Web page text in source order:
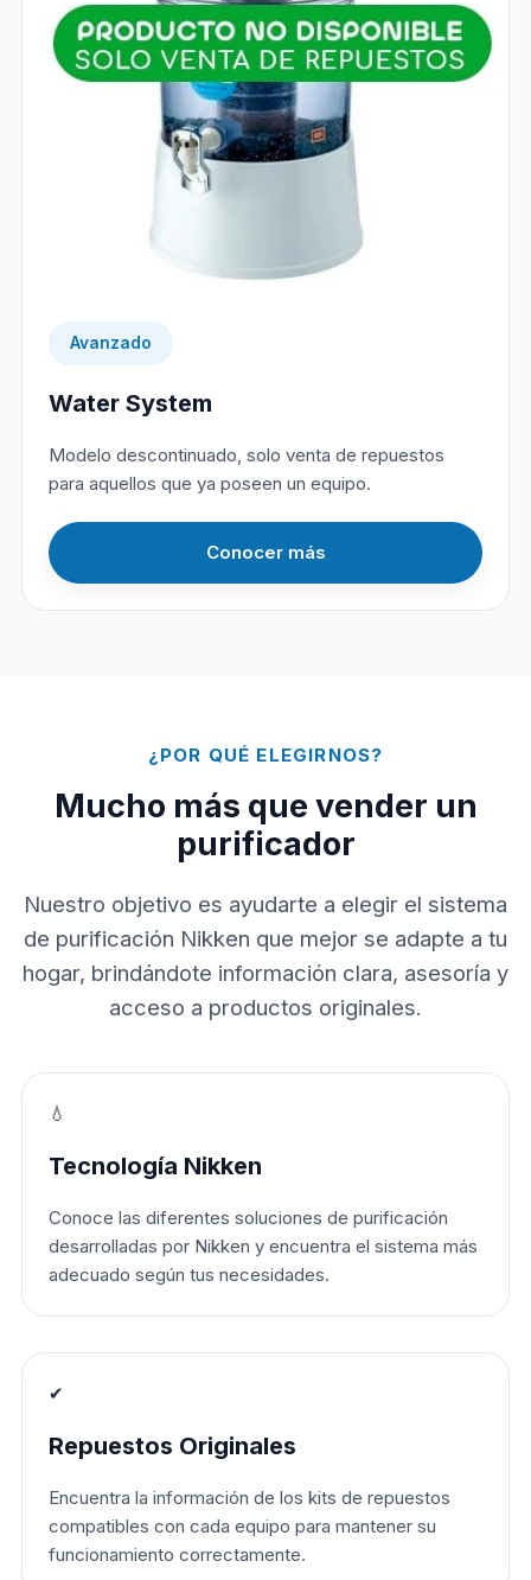
Avanzado
Water System
Modelo descontinuado, solo venta de repuestos
para aquellos que ya poseen un equipo.
Conocer más
¿POR QUÉ ELEGIRNOS?
Mucho más que vender un
purificador
Nuestro objetivo es ayudarte a elegir el sistema
de purificación Nikken que mejor se adapte a tu
hogar, brindándote información clara, asesoría y
acceso a productos originales.
💧
Tecnología Nikken
Conoce las diferentes soluciones de purificación
desarrolladas por Nikken y encuentra el sistema más
adecuado según tus necesidades.
✔
Repuestos Originales
Encuentra la información de los kits de repuestos
compatibles con cada equipo para mantener su
funcionamiento correctamente.